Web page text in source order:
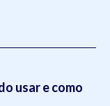
usar e como